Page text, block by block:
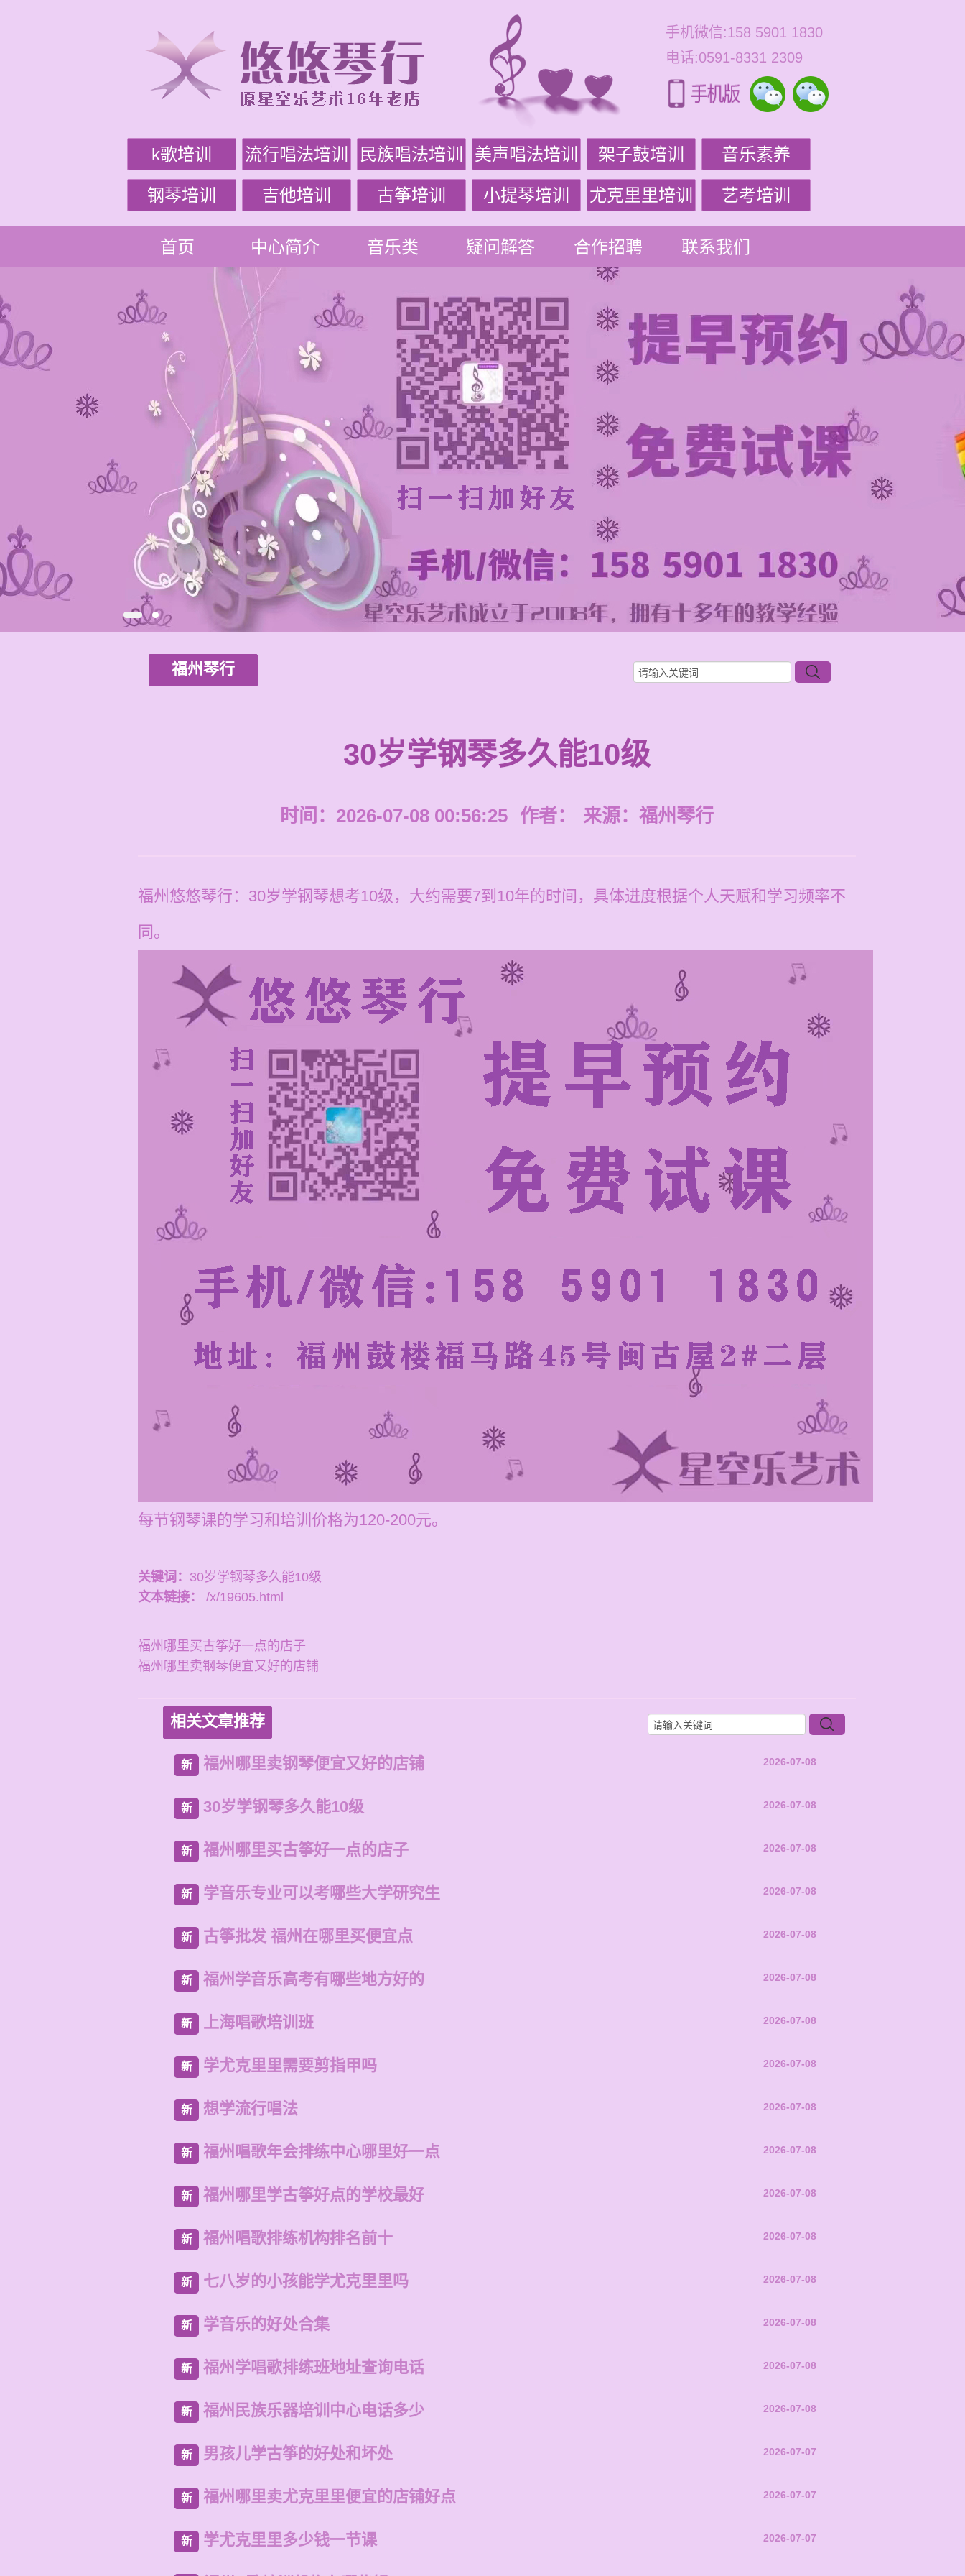
手机微信:158 5901 1830
电话:0591-8331 2309
k歌培训 流行唱法培训 民族唱法培训 美声唱法培训 架子鼓培训 音乐素养
钢琴培训 吉他培训 古筝培训 小提琴培训 尤克里里培训 艺考培训
首页 中心简介 音乐类 疑问解答 合作招聘 联系我们
福州琴行
30岁学钢琴多久能10级
时间：2026-07-08 00:56:25 作者： 来源： 福州琴行
福州悠悠琴行：30岁学钢琴想考10级，大约需要7到10年的时间，具体进度根据个人天赋和学习频率不
同。
每节钢琴课的学习和培训价格为120-200元。
关键词： 30岁学钢琴多久能10级
文本链接：
/x/19605.html
福州哪里买古筝好一点的店子
福州哪里卖钢琴便宜又好的店铺
相关文章推荐
新 福州哪里卖钢琴便宜又好的店铺 2026-07-08
新 30岁学钢琴多久能10级 2026-07-08
新 福州哪里买古筝好一点的店子 2026-07-08
新 学音乐专业可以考哪些大学研究生 2026-07-08
新 古筝批发 福州在哪里买便宜点 2026-07-08
新 福州学音乐高考有哪些地方好的 2026-07-08
新 上海唱歌培训班 2026-07-08
新 学尤克里里需要剪指甲吗 2026-07-08
新 想学流行唱法 2026-07-08
新 福州唱歌年会排练中心哪里好一点 2026-07-08
新 福州哪里学古筝好点的学校最好 2026-07-08
新 福州唱歌排练机构排名前十 2026-07-08
新 七八岁的小孩能学尤克里里吗 2026-07-08
新 学音乐的好处合集 2026-07-08
新 福州学唱歌排练班地址查询电话 2026-07-08
新 福州民族乐器培训中心电话多少 2026-07-08
新 男孩儿学古筝的好处和坏处 2026-07-07
新 福州哪里卖尤克里里便宜的店铺好点 2026-07-07
新 学尤克里里多少钱一节课 2026-07-07